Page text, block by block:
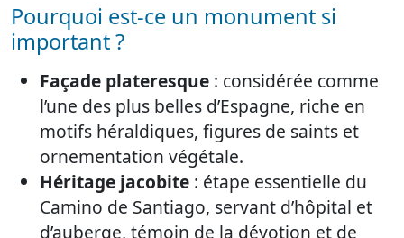
Pourquoi est-ce un monument si
important ?
Façade plateresque : considérée comme
l’une des plus belles d’Espagne, riche en
motifs héraldiques, figures de saints et
ornementation végétale.
Héritage jacobite : étape essentielle du
Camino de Santiago, servant d’hôpital et
d’auberge, témoin de la dévotion et de